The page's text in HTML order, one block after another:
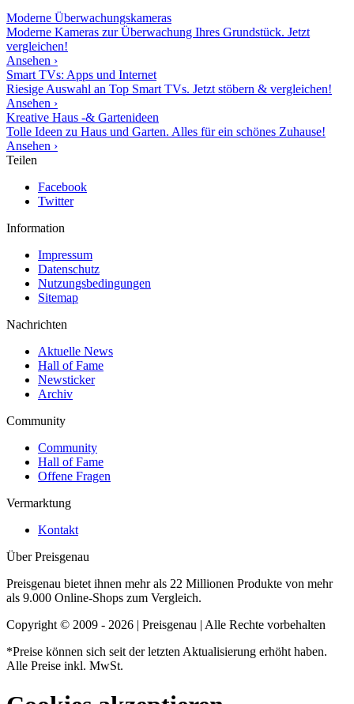
Moderne Überwachungskameras
Moderne Kameras zur Überwachung Ihres Grundstück. Jetzt
vergleichen!
Ansehen ›
Smart TVs: Apps und Internet
Riesige Auswahl an Top Smart TVs. Jetzt stöbern & vergleichen!
Ansehen ›
Kreative Haus -& Gartenideen
Tolle Ideen zu Haus und Garten. Alles für ein schönes Zuhause!
Ansehen ›
Teilen
Facebook
Twitter
Information
Impressum
Datenschutz
Nutzungsbedingungen
Sitemap
Nachrichten
Aktuelle News
Hall of Fame
Newsticker
Archiv
Community
Community
Hall of Fame
Offene Fragen
Vermarktung
Kontakt
Über Preisgenau
Preisgenau bietet ihnen mehr als 22 Millionen Produkte von mehr
als 9.000 Online-Shops zum Vergleich.
Copyright © 2009 - 2026 | Preisgenau | Alle Rechte vorbehalten
*Preise können sich seit der letzten Aktualisierung erhöht haben.
Alle Preise inkl. MwSt.